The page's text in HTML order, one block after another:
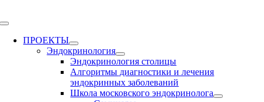
to
Toggle
NavigationПРОЕКТЫ
Эндокринология
Эндокринология столицы
Алгоритмы диагностики и лечения
эндокринных заболеваний
Школа московского эндокринолога